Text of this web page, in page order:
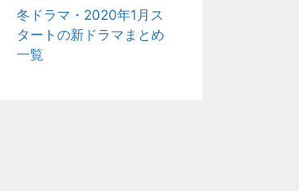
冬ドラマ・2020年1月ス
タートの新ドラマまとめ
一覧